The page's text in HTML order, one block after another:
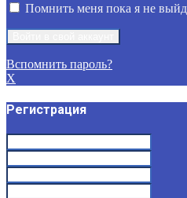
Помнить меня пока я не
Вспомнить пароль?
X
Регистрация